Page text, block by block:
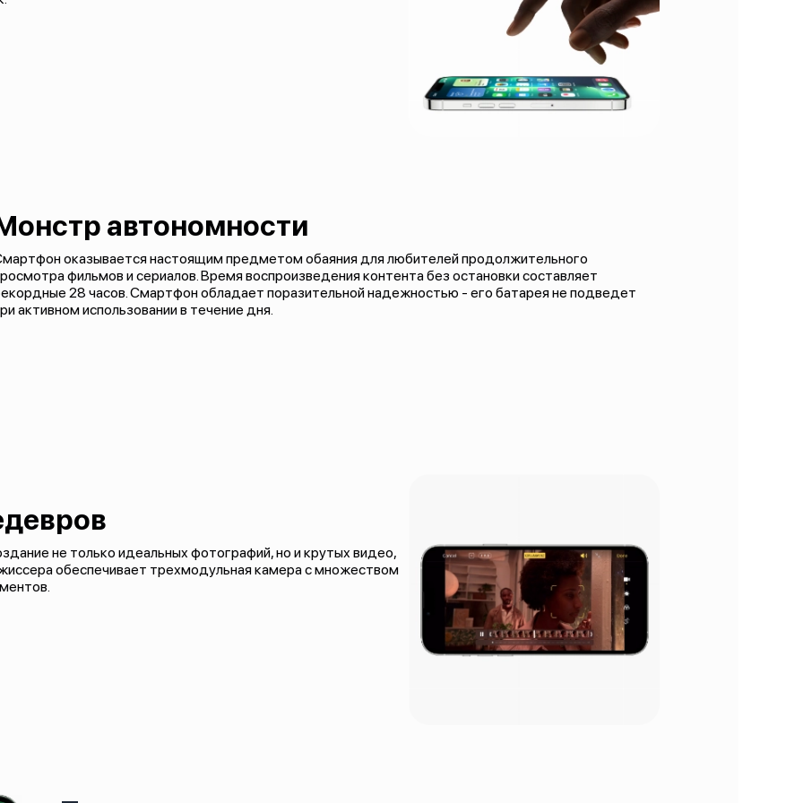
автономности
оказывается настоящим предметом обаяния для любителей продолжительного
фильмов и сериалов. Время воспроизведения контента без остановки составляет
28 часов. Смартфон обладает поразительной надежностью - его батарея не подведет
активном использовании в течение дня.
не только идеальных фотографий, но и крутых видео,
обеспечивает трехмодульная камера с множеством